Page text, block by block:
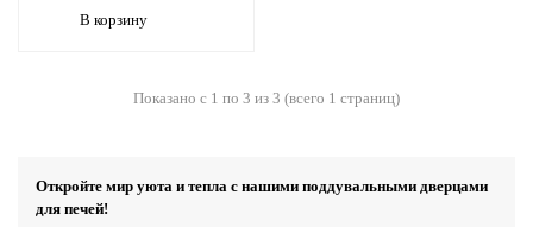
В корзину
Показано с 1 по 3 из 3 (всего 1 страниц)
Откройте мир уюта и тепла с нашими поддувальными дверцами
для печей!